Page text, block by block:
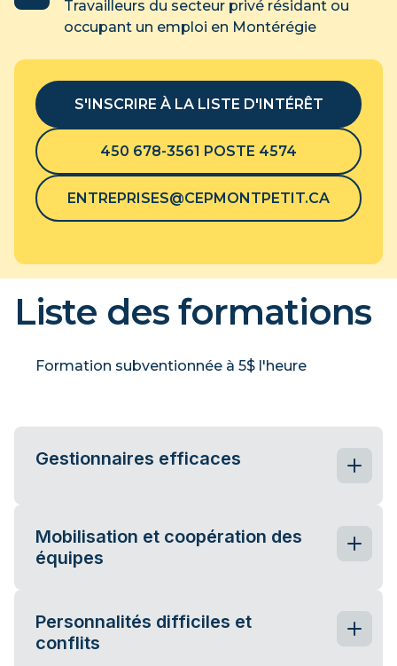
Travailleurs du secteur privé résidant ou
occupant un emploi en Montérégie
S'INSCRIRE À LA LISTE D'INTÉRÊT
450 678-3561 POSTE 4574
ENTREPRISES@CEPMONTPETIT.CA
Liste des formations
Formation subventionnée à 5$ l'heure
Gestionnaires efficaces
compétente en gestion?
leadership mobilisateur et leur influence
positive sur la performance de leur équipe?
Mobilisation et coopération des
équipes
Durée:
Personnalités difficiles et
conflits